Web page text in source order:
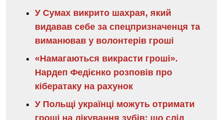
У Сумах викрито шахрая, який
видавав себе за спецпризначенця та
виманював у волонтерів гроші
«Намагаються викрасти гроші».
Нардеп Федієнко розповів про
кібератаку на рахунок
У Польщі українці можуть отримати
гроші на лікування зубів: що слід